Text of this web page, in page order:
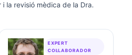
la revisió mèdica de la Dra.
EXPERT
COL·LABORADOR